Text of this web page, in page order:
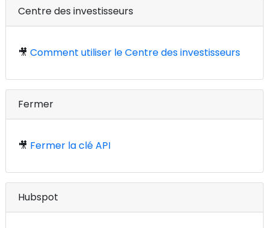
Centre des investisseurs
🎥 Comment utiliser le Centre des investisseurs
Fermer
🎥 Fermer la clé API
Hubspot